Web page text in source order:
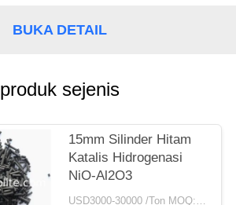
BUKA DETAIL
produk sejenis
15mm Silinder Hitam
Katalis Hidrogenasi
NiO-Al2O3
USD3000-30000 /Ton MOQ:1 KG